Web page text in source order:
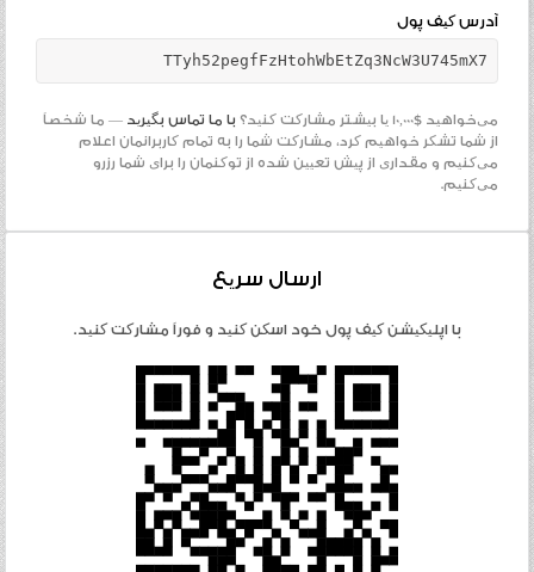
آدرس کیف پول
TTyh52pegfFzHtohWbEtZq3NcW3U745mX7
می‌خواهید $10,000 یا بیشتر مشارکت کنید؟ با ما تماس بگیرید — ما شخصاً
از شما تشکر خواهیم کرد، مشارکت شما را به تمام کاربرانمان اعلام
می‌کنیم و مقداری از پیش تعیین شده از توکنمان را برای شما رزرو
می‌کنیم.
ارسال سریع
با اپلیکیشن کیف پول خود اسکن کنید و فوراً مشارکت کنید.